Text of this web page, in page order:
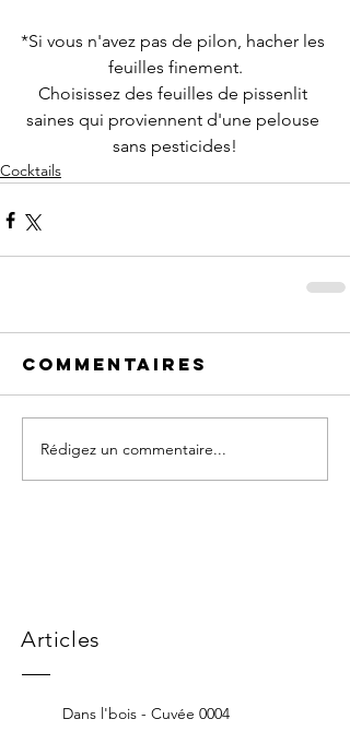
*Si vous n'avez pas de pilon, hacher les
feuilles finement.
Choisissez des feuilles de pissenlit
saines qui proviennent d'une pelouse
sans pesticides!
Cocktails
Commentaires
Rédigez un commentaire...
Articles
Dans l'bois - Cuvée 0004